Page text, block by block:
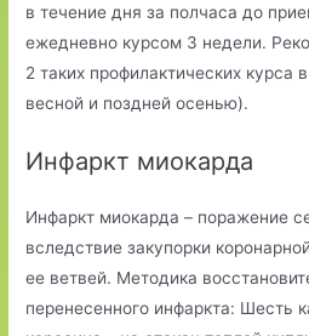
в течение дня за полчаса до
ежедневно курсом 3 недели.
2 таких профилактических курса
весной и поздней осенью).
Инфаркт миокарда
Инфаркт миокарда – поражение
вследствие закупорки
ее ветвей. Методика
перенесенного инфаркта: Шесть